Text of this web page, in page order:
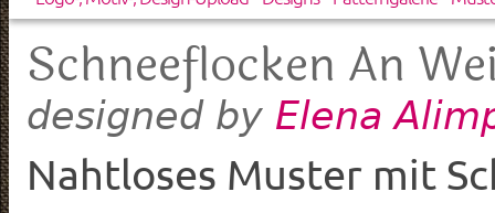
Schneeflocken An
designed by Elena
Nahtloses Muster mit